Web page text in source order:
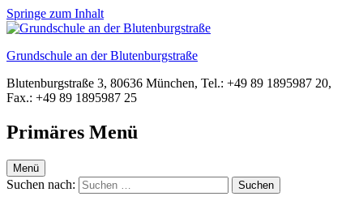
Springe zum Inhalt
Grundschule an der Blutenburgstraße
Blutenburgstraße 3, 80636 München, Tel.: +49 89 1895987 20,
Fax.: +49 89 1895987 25
Primäres Menü
Menü
Suchen nach: